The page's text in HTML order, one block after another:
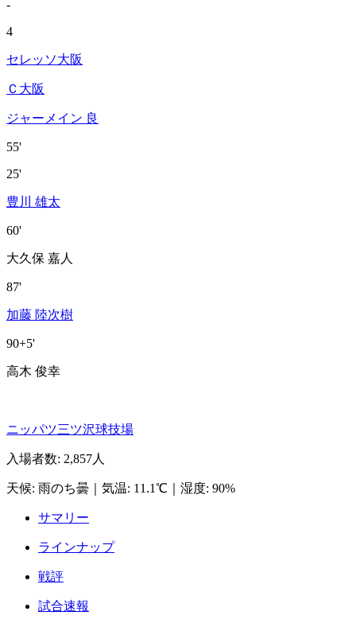
-
4
セレッソ大阪
Ｃ大阪
ジャーメイン 良
55'
25'
豊川 雄太
60'
大久保 嘉人
87'
加藤 陸次樹
90+5'
高木 俊幸
ニッパツ三ツ沢球技場
入場者数: 2,857人
天候: 雨のち曇 気温: 11.1℃ 湿度: 90%
サマリー
ラインナップ
戦評
試合速報